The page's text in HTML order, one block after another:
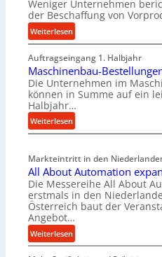
Weniger Unternehmen
der Beschaffung von
Weiterlesen:
M
a
t
e
r
i
a
l
e
r
s
o
u
Auftragseingang 1. Halbjahr
Maschinenbau-
Die Unternehmen im
können in Summe auf ein
Halbjahr…
Weiterlesen:
M
s
c
h
i
n
e
n
Markteintritt in den
All About Automation
Die Messereihe All About
erstmals in den
Österreich baut der
Angebot…
Weiterlesen:
A